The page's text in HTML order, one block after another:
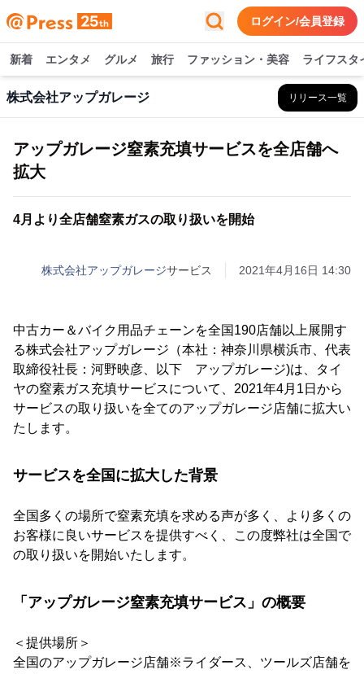
ログイン/会員登録
新着 エンタメ グルメ 旅行 ファッション・美容 ライフスタ
株式会社アップガレージ リリース一覧
アップガレージ窒素充填サービスを全店舗へ
拡大
4月より全店舗窒素ガスの取り扱いを開始
株式会社アップガレージサービス 2021年4月16日 14:30
中古カー＆バイク用品チェーンを全国190店舗以上展開す
る株式会社アップガレージ（本社：神奈川県横浜市、代表
取締役社長：河野映彦、以下 アップガレージ)は、タイ
ヤの窒素ガス充填サービスについて、2021年4月1日から
サービスの取り扱いを全てのアップガレージ店舗に拡大い
たします。
サービスを全国に拡大した背景
全国多くの場所で窒素充填を求める声が多く、より多くの
お客様に良いサービスを提供すべく、この度弊社は全国で
の取り扱いを開始いたします。
「アップガレージ窒素充填サービス」の概要
＜提供場所＞
全国のアップガレージ店舗※ライダース、ツールズ店舗を